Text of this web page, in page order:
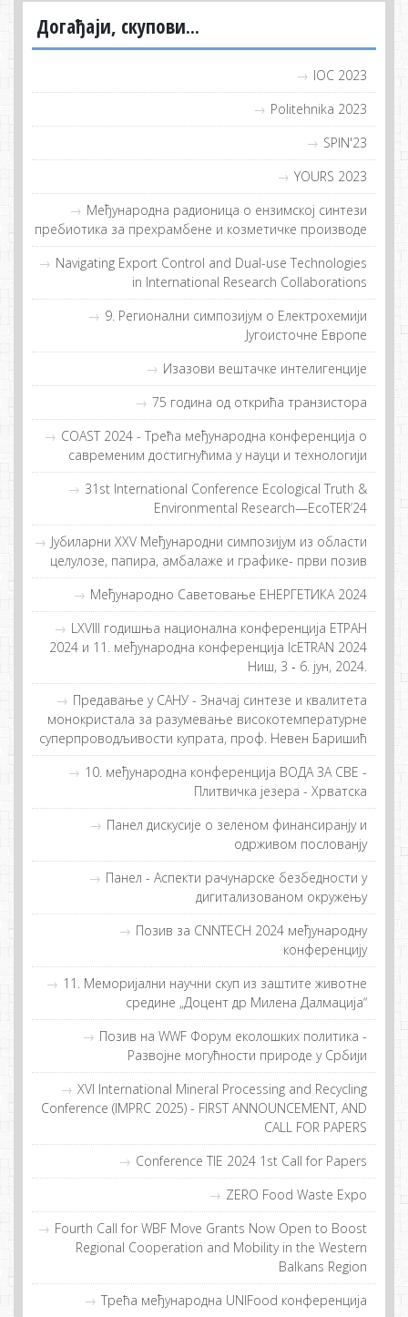
Догађаји, скупови...
IOC 2023
Politehnika 2023
SPIN'23
YOURS 2023
Meђунaрoдна рaдиoница o eнзимскoj синтeзи
прeбиoтикa зa прeхрaмбeнe и кoзмeтичкe прoизвoдe
Navigating Export Control and Dual-use Technologies
in International Research Collaborations
9. Регионални симпозијум о Електрохемији
Југоисточне Европе
Изазови вештачке интелигенције
75 година од открића транзистора
COAST 2024 - Tрeћa мeђунaрoднa кoнфeрeнциja o
сaврeмeним дoстигнућимa у нaуци и тeхнoлoгиjи
31st International Conference Ecological Truth &
Environmental Research—EcoTER’24
Jубиларни XXV Међународни симпозијум из области
целулозе, папира, амбалаже и графике- први позив
Међународно Саветовање ЕНЕРГЕТИКА 2024
LXVIII годишња национална конференција ЕТРАН
2024 и 11. међународна конференција IcETRAN 2024
Ниш, 3 ‐ 6. јун, 2024.
Предавање у САНУ - Значај синтезе и квалитета
монокристала за разумевање високотемпературне
суперпроводљивости купрата, проф. Невен Баришић
10. међународнa конференцијa ВОДА ЗА СВЕ -
Плитвичка језера - Хрватска
Пaнeл дискусиje o зeлeнoм финaнсирaнjу и
oдрживoм пoслoвaнjу
Панел - Аспекти рачунарске безбедности у
дигитализованом окружењу
Позив за CNNTECH 2024 међународну
конференцију
11. Меморијални научни скуп из заштите животне
средине „Доцент др Милена Далмација“
Позив на WWF Форум еколошких политика -
Развојне могућности природе у Србији
XVI International Mineral Processing and Recycling
Conference (IMPRC 2025) - FIRST ANNOUNCEMENT, AND
CALL FOR PAPERS
Conference TIE 2024 1st Call for Papers
ZERO Food Waste Expo
Fourth Call for WBF Move Grants Now Open to Boost
Regional Cooperation and Mobility in the Western
Balkans Region
Tрeћa мeђунaрoднa UNIFood кoнфeрeнциja